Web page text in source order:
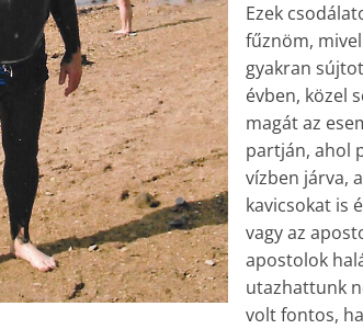
Ezek
fűznöm,
gyakran
évben, közel
magát az
partján, ahol
vízben járva,
kavicsokat is
vagy az
apostolok
utazhattunk
volt fontos,